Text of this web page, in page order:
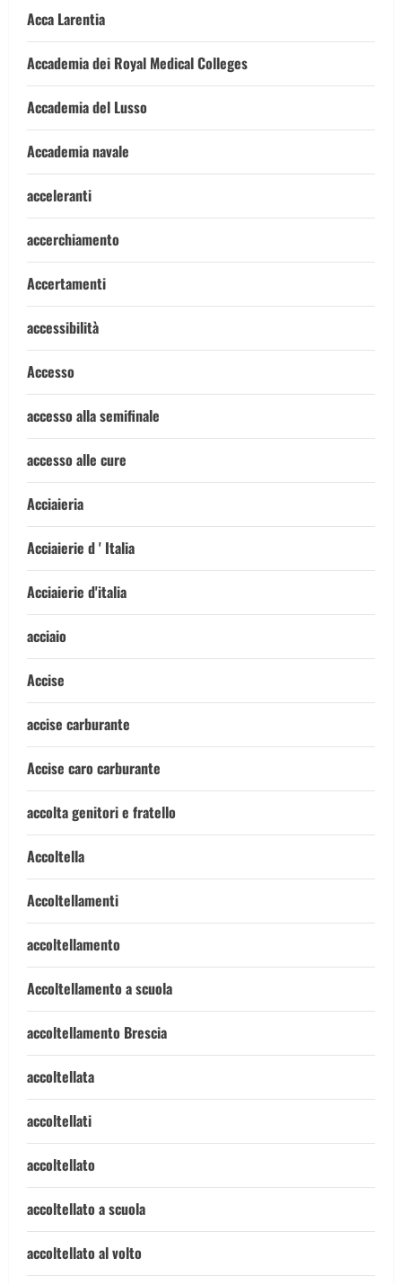
Acca Larentia
Accademia dei Royal Medical Colleges
Accademia del Lusso
Accademia navale
acceleranti
accerchiamento
Accertamenti
accessibilità
Accesso
accesso alla semifinale
accesso alle cure
Acciaieria
Acciaierie d ' Italia
Acciaierie d'italia
acciaio
Accise
accise carburante
Accise caro carburante
accolta genitori e fratello
Accoltella
Accoltellamenti
accoltellamento
Accoltellamento a scuola
accoltellamento Brescia
accoltellata
accoltellati
accoltellato
accoltellato a scuola
accoltellato al volto